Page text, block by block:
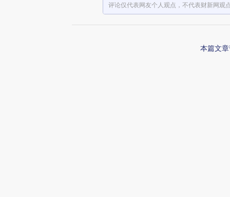
评论仅代表网友个人观点，不代表财新网观
本篇文